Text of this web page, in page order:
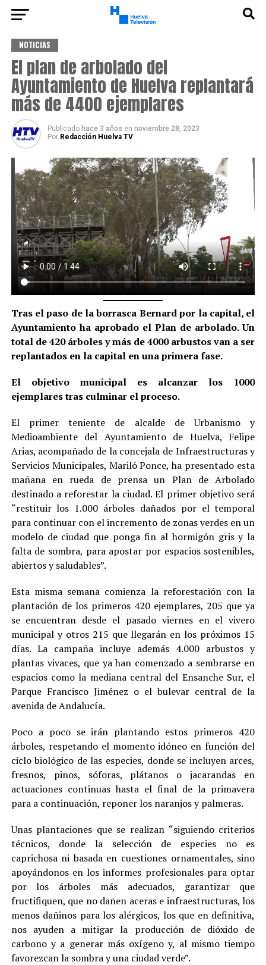
NOTICIAS
El plan de arbolado del
Ayuntamiento de Huelva replantará
más de 4400 ejemplares
Publicado hace 3 años en noviembre 28, 2023
Por Redacción Huelva TV
Tras el paso de la borrasca Bernard por la capital, el
Ayuntamiento ha aprobado el Plan de arbolado. Un
total de 420 árboles y más de 4000 arbustos van a ser
replantados en la capital en una primera fase.
El objetivo municipal es alcanzar los 1000
ejemplares tras culminar el proceso.
El primer teniente de alcalde de Urbanismo y
Medioambiente del Ayuntamiento de Huelva, Felipe
Arias, acompañado de la concejala de Infraestructuras y
Servicios Municipales, Mariló Ponce, ha presentado esta
mañana en rueda de prensa un Plan de Arbolado
destinado a reforestar la ciudad. El primer objetivo será
“restituir los 1.000 árboles dañados por el temporal
para continuar con el incremento de zonas verdes en un
modelo de ciudad que ponga fin al hormigón gris y la
falta de sombra, para apostar por espacios sostenibles,
abiertos y saludables”.
Esta misma semana comienza la reforestación con la
plantación de los primeros 420 ejemplares, 205 que ya
se encuentran desde el pasado viernes en el vivero
municipal y otros 215 que llegarán en los próximos 15
días. La campaña incluye además 4.000 arbustos y
plantas vivaces, que ya han comenzado a sembrarse en
espacios como la mediana central del Ensanche Sur, el
Parque Francisco Jiménez o el bulevar central de la
avenida de Andalucía.
Poco a poco se irán plantando estos primeros 420
árboles, respetando el momento idóneo en función del
ciclo biológico de las especies, donde se incluyen arces,
fresnos, pinos, sóforas, plátanos o jacarandas en
actuaciones continuas hasta el final de la primavera
para a continuación, reponer los naranjos y palmeras.
Unas plantaciones que se realizan “siguiendo criterios
técnicos, donde la selección de especies no es
caprichosa ni basada en cuestiones ornamentales, sino
apoyándonos en los informes profesionales para optar
por los árboles más adecuados, garantizar que
fructifiquen, que no dañen aceras e infraestructuras, los
menos dañinos para los alérgicos, los que en definitiva,
nos ayuden a mitigar la producción de dióxido de
carbono y a generar más oxígeno y, al mismo tiempo
favorezcan la sombra y una ciudad verde”.